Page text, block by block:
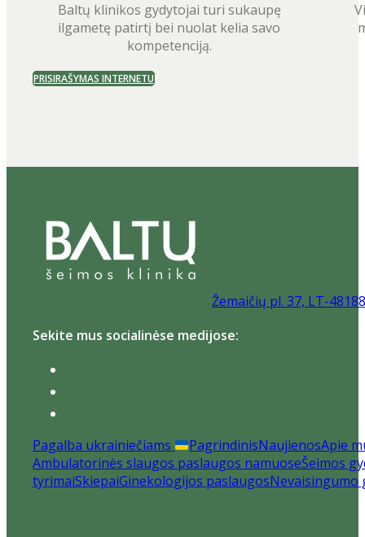
Baltų klinikos gydytojai turi sukaupę
ilgametę patirtį bei nuolat kelia savo
kompetenciją.
PRISIRAŠYMAS INTERNETU
Žemaičių pl. 37, LT-
Sekite mus socialinėse medijose:
Pagalba ukrainiečiams PagrindinisNaujienosApie
Ambulatorinės slaugos paslaugos namuoseŠeimos
tyrimaiSkiepaiGinekologijos paslaugosNevaisingumo